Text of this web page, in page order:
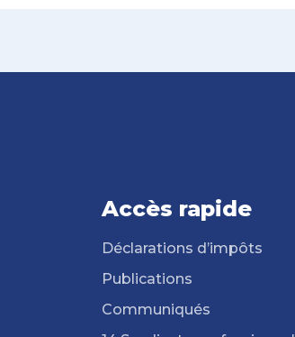
Accès rapide
Déclarations d’impôts
Publications
Communiqués